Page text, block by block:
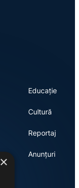
Educație
Cultură
Reportaj
Anunțuri
×